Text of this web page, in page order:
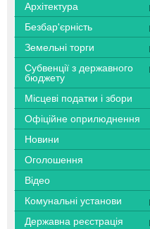
Архітектура
Безбар'єрність
Земельні торги
Субвенції з державного
бюджету
Місцеві податки і збори
Офіційне оприлюднення
Новини
Оголошення
Відео
Комунальні установи
Державна реєстрація